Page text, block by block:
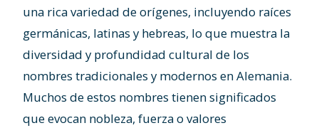
una rica variedad de orígenes, incluyendo raíces
germánicas, latinas y hebreas, lo que muestra la
diversidad y profundidad cultural de los
nombres tradicionales y modernos en Alemania.
Muchos de estos nombres tienen significados
que evocan nobleza, fuerza o valores